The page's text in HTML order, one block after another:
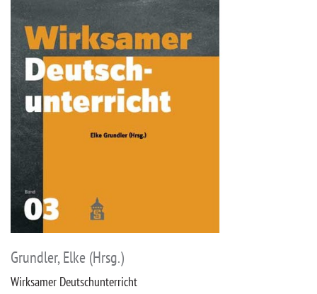
Grundler, Elke (Hrsg.)
Wirksamer Deutschunterricht